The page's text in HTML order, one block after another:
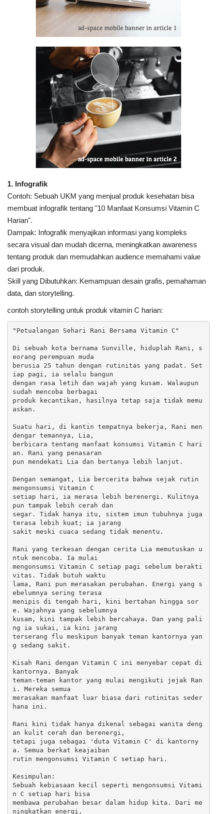
1. Infografik
Contoh: Sebuah UKM yang menjual produk kesehatan bisa
membuat infografik tentang "10 Manfaat Konsumsi Vitamin C
Harian".
Dampak: Infografik menyajikan informasi yang kompleks
secara visual dan mudah dicerna, meningkatkan awareness
tentang produk dan memudahkan audience memahami value
dari produk.
Skill yang Dibutuhkan: Kemampuan desain grafis, pemahaman
data, dan storytelling.
contoh storytelling untuk produk vitamin C harian:
"Petualangan Sehari Rani Bersama Vitamin C"
Di sebuah kota bernama Sunville, hiduplah Rani, s
eorang perempuan muda
berusia 25 tahun dengan rutinitas yang padat. Set
iap pagi, ia selalu bangun
dengan rasa letih dan wajah yang kusam. Walaupun
sudah mencoba berbagai
produk kecantikan, hasilnya tetap saja tidak memu
askan.
Suatu hari, di kantin tempatnya bekerja, Rani men
dengar temannya, Lia,
berbicara tentang manfaat konsumsi Vitamin C hari
an. Rani yang penasaran
pun mendekati Lia dan bertanya lebih lanjut.
Dengan semangat, Lia bercerita bahwa sejak rutin
mengonsumsi Vitamin C
setiap hari, ia merasa lebih berenergi. Kulitnya
pun tampak lebih cerah dan
segar. Tidak hanya itu, sistem imun tubuhnya juga
terasa lebih kuat; ia jarang
sakit meski cuaca sedang tidak menentu.
Rani yang terkesan dengan cerita Lia memutuskan u
ntuk mencoba. Ia mulai
mengonsumsi Vitamin C setiap pagi sebelum berakti
vitas. Tidak butuh waktu
lama, Rani pun merasakan perubahan. Energi yang s
ebelumnya sering terasa
menipis di tengah hari, kini bertahan hingga sor
e. Wajahnya yang sebelumnya
kusam, kini tampak lebih bercahaya. Dan yang pali
ng ia sukai, ia kini jarang
terserang flu meskipun banyak teman kantornya yan
g sedang sakit.
Kisah Rani dengan Vitamin C ini menyebar cepat di
kantornya. Banyak
teman-teman kantor yang mulai mengikuti jejak Ran
i. Mereka semua
merasakan manfaat luar biasa dari rutinitas seder
hana ini.
Rani kini tidak hanya dikenal sebagai wanita deng
an kulit cerah dan berenergi,
tetapi juga sebagai 'duta Vitamin C' di kantorny
a. Semua berkat keajaiban
rutin mengonsumsi Vitamin C setiap hari.
Kesimpulan:
Sebuah kebiasaan kecil seperti mengonsumsi Vitami
n C setiap hari bisa
membawa perubahan besar dalam hidup kita. Dari me
ningkatkan energi,